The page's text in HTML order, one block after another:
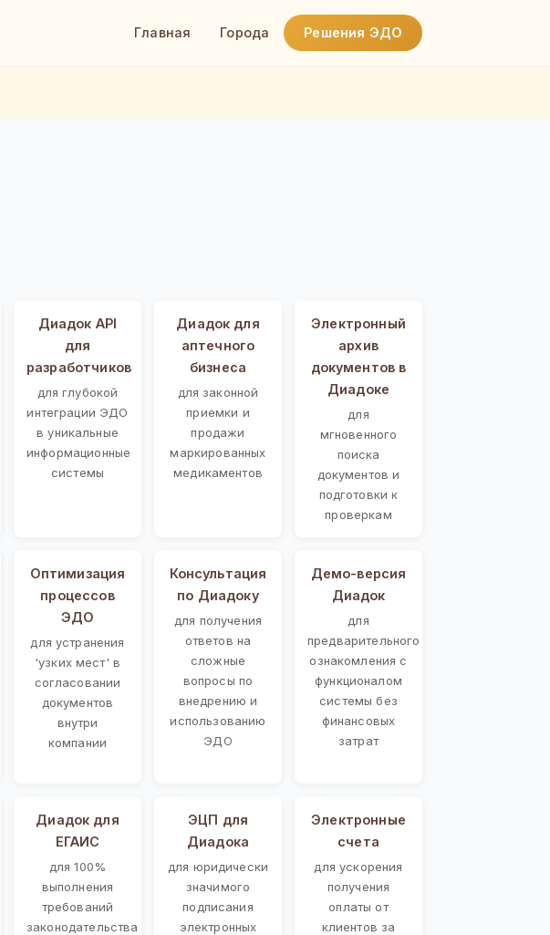
Главная Города Решения ЭДО
Диадок API
для
разработчиков
для глубокой
интеграции ЭДО
в уникальные
информационные
системы
Диадок для
аптечного
бизнеса
для законной
приемки и
продажи
маркированных
медикаментов
Электронный
архив
документов в
Диадоке
для
мгновенного
поиска
документов и
подготовки к
проверкам
Оптимизация
процессов
ЭДО
для устранения
'узких мест' в
согласовании
документов
внутри
компании
Консультация
по Диадоку
для получения
ответов на
сложные
вопросы по
внедрению и
использованию
ЭДО
Демо-версия
Диадок
для
предварительного
ознакомления с
функционалом
системы без
финансовых
затрат
Диадок для
ЕГАИС
для 100%
выполнения
требований
законодательства
ЭЦП для
Диадока
для юридически
значимого
подписания
электронных
Электронные
счета
для ускорения
получения
оплаты от
клиентов за